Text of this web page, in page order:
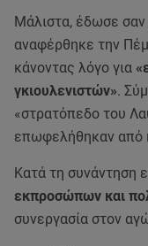
Μάλιστα, έδωσε
αναφέρθηκε την
κάνοντας λόγο για
γκιουλενιστών».
«στρατόπεδο του
επωφελήθηκαν από
Κατά τη συνάντηση
εκπροσώπων και
συνεργασία στον